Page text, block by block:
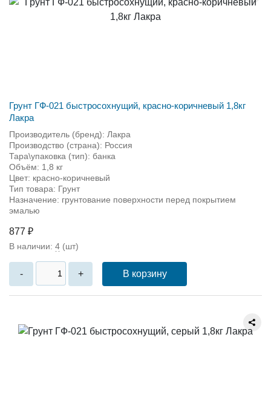
Грунт ГФ-021 быстросохнущий, красно-коричневый 1,8кг
Лакра
Производитель (бренд): Лакра
Производство (страна): Россия
Тара\упаковка (тип): банка
Объём: 1,8 кг
Цвет: красно-коричневый
Тип товара: Грунт
Назначение: грунтование поверхности перед покрытием
эмалью
877 ₽
В наличии: 4 (шт)
- + В корзину